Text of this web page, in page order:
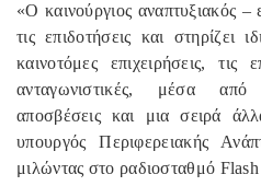
«Ο καινούργιος αναπτυξιακός –
τις επιδοτήσεις και στηρίζει
καινοτόμες επιχειρήσεις, τις
ανταγωνιστικές, μέσα από
αποσβέσεις και μια σειρά
υπουργός Περιφερειακής
μιλώντας στο ραδιοσταθμό Flash